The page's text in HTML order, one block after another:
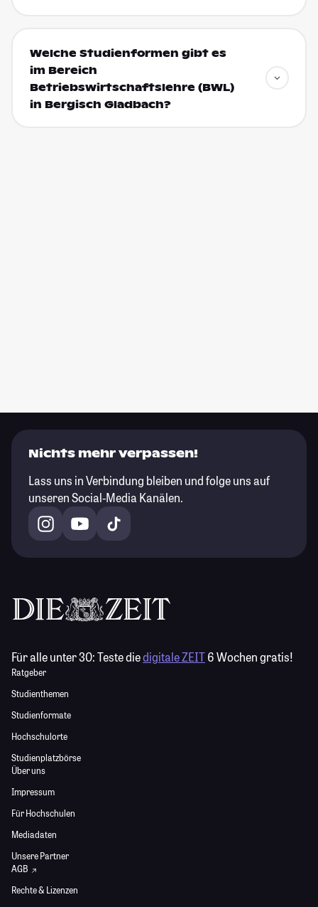
Welche Studienformen gibt es
im Bereich
Betriebswirtschaftslehre (BWL)
in Bergisch Gladbach?
Nichts mehr verpassen!
Lass uns in Verbindung bleiben und folge uns auf
unseren Social-Media Kanälen.
Für alle unter 30:Teste diedigitale ZEIT6 Wochen gratis!
Ratgeber
Studienthemen
Studienformate
Hochschulorte
Studienplatzbörse
Über uns
Impressum
Für Hochschulen
Mediadaten
Unsere Partner
AGB
Rechte & Lizenzen